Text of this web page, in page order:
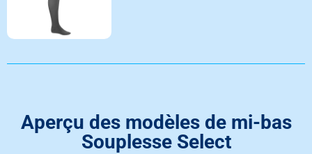
Aperçu des modèles de mi-bas
Souplesse Select